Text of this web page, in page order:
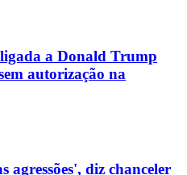
a Donald Trump
autorização na
agressões', diz chanceler